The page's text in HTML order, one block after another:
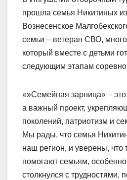
прошла семья Никитиных
Вознесенское
семьи – ветеран СВО,
который вместе с детьми
следующим этапам
«»Семейная зарница» – это
а важный проект,
поколений, патриотизм и
Мы рады, что семья
наш регион, и уверены, что
помогают семьям, особенно
столкнулся с трудностями,